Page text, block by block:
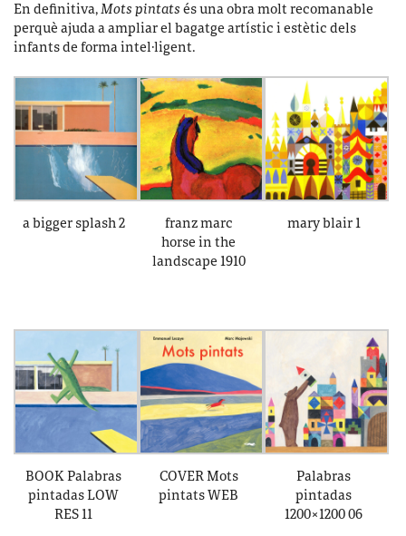
En definitiva,Mots pintats és una obra molt recomanable
perquè ajuda a ampliar el bagatge artístic i estètic dels
infants de forma intel·ligent.
a bigger splash 2
franz marc
horse in the
landscape 1910
mary blair 1
BOOK Palabras
pintadas LOW
RES 11
COVER Mots
pintats WEB
Palabras
pintadas
1200×1200 06